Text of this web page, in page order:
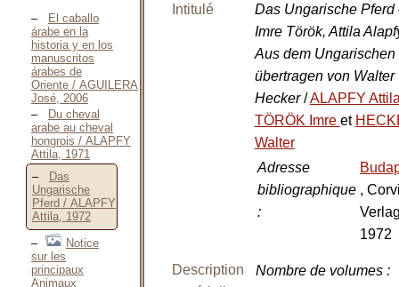
El caballo
árabe en la
historia y en los
manuscritos
árabes de
Oriente / AGUILERA
José, 2006
Du cheval
arabe au cheval
hongrois / ALAPFY
Attila, 1971
Das
Ungarische
Pferd / ALAPFY
Attila, 1972
Notice
sur les
principaux
Animaux
Intitulé
Das Ungarische
Imre Török, Attila
Aus dem Ungarischen
übertragen von Walter
Hecker/ALAPFY
TÖRÖK Imre et
Walter
Adresse
bibliographique
:
,
1972
Description
Nombre de volumes: